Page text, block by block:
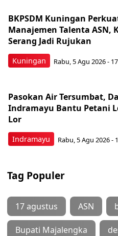
Kuningan
BKPSDM Kuningan
Manajemen Talenta ASN,
Serang Jadi Rujukan
Rabu, 5 Agu 2026 -
Indramayu
Pasokan Air Tersumbat,
Indramayu Bantu Petani
Lor
Rabu, 5 Agu 2026 -
Tag Populer
17 agustus ASN
Bupati Majalengka